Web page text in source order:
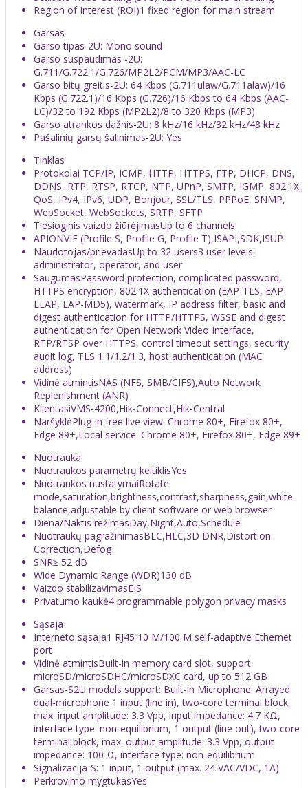
Region of Interest (ROI)1 fixed region for main stream
Garsas
Garso tipas-2U: Mono sound
Garso suspaudimas -2U:
G.711/G.722.1/G.726/MP2L2/PCM/MP3/AAC-LC
Garso bitų greitis-2U: 64 Kbps (G.711ulaw/G.711alaw)/16
Kbps (G.722.1)/16 Kbps (G.726)/16 Kbps to 64 Kbps (AAC-
LC)/32 to 192 Kbps (MP2L2)/8 to 320 Kbps (MP3)
Garso atrankos dažnis-2U: 8 kHz/16 kHz/32 kHz/48 kHz
Pašalinių garsų šalinimas-2U: Yes
Tinklas
Protokolai TCP/IP, ICMP, HTTP, HTTPS, FTP, DHCP, DNS,
DDNS, RTP, RTSP, RTCP, NTP, UPnP, SMTP, IGMP, 802.1X,
QoS, IPv4, IPv6, UDP, Bonjour, SSL/TLS, PPPoE, SNMP,
WebSocket, WebSockets, SRTP, SFTP
Tiesioginis vaizdo žiūrėjimasUp to 6 channels
APIONVIF (Profile S, Profile G, Profile T),ISAPI,SDK,ISUP
Naudotojas/prievadasUp to 32 users3 user levels:
administrator, operator, and user
SaugumasPassword protection, complicated password,
HTTPS encryption, 802.1X authentication (EAP-TLS, EAP-
LEAP, EAP-MD5), watermark, IP address filter, basic and
digest authentication for HTTP/HTTPS, WSSE and digest
authentication for Open Network Video Interface,
RTP/RTSP over HTTPS, control timeout settings, security
audit log, TLS 1.1/1.2/1.3, host authentication (MAC
address)
Vidinė atmintisNAS (NFS, SMB/CIFS),Auto Network
Replenishment (ANR)
KlientasiVMS-4200,Hik-Connect,Hik-Central
NaršyklėPlug-in free live view: Chrome 80+, Firefox 80+,
Edge 89+,Local service: Chrome 80+, Firefox 80+, Edge 89+
Nuotrauka
Nuotraukos parametrų keitiklisYes
Nuotraukos nustatymaiRotate
mode,saturation,brightness,contrast,sharpness,gain,white
balance,adjustable by client software or web browser
Diena/Naktis režimasDay,Night,Auto,Schedule
Nuotraukų pagražinimasBLC,HLC,3D DNR,Distortion
Correction,Defog
SNR≥ 52 dB
Wide Dynamic Range (WDR)130 dB
Vaizdo stabilizavimasEIS
Privatumo kaukė4 programmable polygon privacy masks
Sąsaja
Interneto sąsaja1 RJ45 10 M/100 M self-adaptive Ethernet
port
Vidinė atmintisBuilt-in memory card slot, support
microSD/microSDHC/microSDXC card, up to 512 GB
Garsas-S2U models support: Built-in Microphone: Arrayed
dual-microphone 1 input (line in), two-core terminal block,
max. input amplitude: 3.3 Vpp, input impedance: 4.7 KΩ,
interface type: non-equilibrium, 1 output (line out), two-core
terminal block, max. output amplitude: 3.3 Vpp, output
impedance: 100 Ω, interface type: non-equilibrium
Signalizacija-S: 1 input, 1 output (max. 24 VAC/VDC, 1A)
Perkrovimo mygtukasYes